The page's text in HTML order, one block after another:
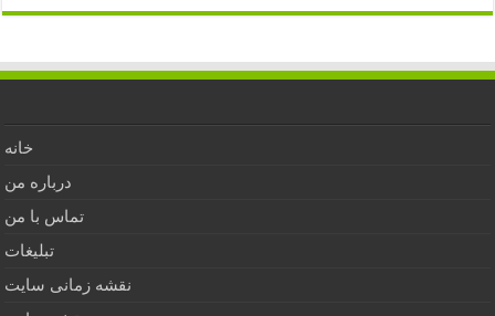
خانه
درباره من
تماس با من
تبلیغات
نقشه زمانی سایت